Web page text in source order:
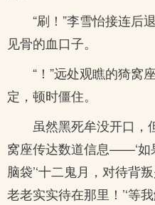
“刷！”李雪怡接连后
见骨的血口子。
“！”远处观瞧的猗窝
定，顿时僵住。
虽然黑死牟没开口，
窝座传达数道信息——‘如
脑袋’‘十二鬼月，对待背
老老实实待在那里！’‘等